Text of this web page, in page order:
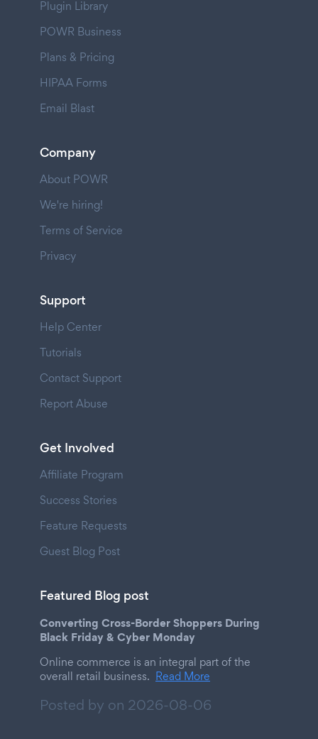
Plugin Library
POWR Business
Plans & Pricing
HIPAA Forms
Email Blast
Company
About POWR
We're hiring!
Terms of Service
Privacy
Support
Help Center
Tutorials
Contact Support
Report Abuse
Get Involved
Affiliate Program
Success Stories
Feature Requests
Guest Blog Post
Featured Blog post
Converting Cross-Border Shoppers During
Black Friday & Cyber Monday
Online commerce is an integral part of the
overall retail business. Read More
Posted by on 2026-08-06